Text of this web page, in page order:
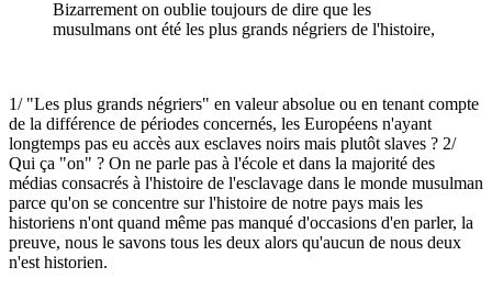
Bizarrement on oublie toujours de dire que les
musulmans ont été les plus grands négriers de l'histoire,
1/ "Les plus grands négriers" en valeur absolue ou en tenant compte
de la différence de périodes concernés, les Européens n'ayant
longtemps pas eu accès aux esclaves noirs mais plutôt slaves ? 2/
Qui ça "on" ? On ne parle pas à l'école et dans la majorité des
médias consacrés à l'histoire de l'esclavage dans le monde musulman
parce qu'on se concentre sur l'histoire de notre pays mais les
historiens n'ont quand même pas manqué d'occasions d'en parler, la
preuve, nous le savons tous les deux alors qu'aucun de nous deux
n'est historien.